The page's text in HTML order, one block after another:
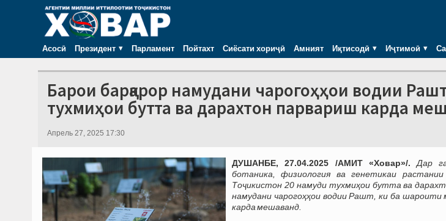
Асосӣ Президент Парламент Пойтахт Сиёсати хориҷӣ Амният Иқтисодӣ Иҷтимоӣ
Барои барқарор намудани чарогоҳҳои водии
тухмиҳои бутта ва дарахтон парвариш карда
Апрель 27, 2025 17:30
ДУШАНБЕ, 27.04.2025 /АМИТ «Ховар»/.
Дар
ботаника, физиология ва генетикаи
Тоҷикистон 20 намуди тухмиҳои бутта ва
намудани чарогоҳҳои водии Рашт, ки ба шароити
карда мешаванд.